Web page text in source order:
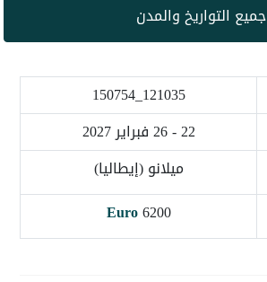
جميع التواريخ والمدن
121035_150754
22 - 26 فبراير 2027
ميلانو (إيطاليا)
6200
Euro